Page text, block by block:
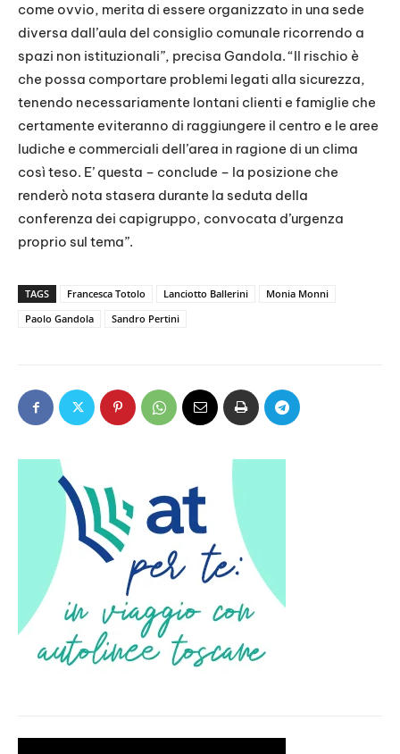
come ovvio, merita di essere organizzato in una sede
diversa dall’aula del consiglio comunale ricorrendo a
spazi non istituzionali”, precisa Gandola. “Il rischio è
che possa comportare problemi legati alla sicurezza,
tenendo necessariamente lontani clienti e famiglie che
certamente eviteranno di raggiungere il centro e le aree
ludiche e commerciali dell’area in ragione di un clima
così teso. E’ questa – conclude – la posizione che
renderò nota stasera durante la seduta della
conferenza dei capigruppo, convocata d’urgenza
proprio sul tema”.
TAGS Francesca Totolo Lanciotto Ballerini
Monia Monni
Paolo Gandola
Sandro Pertini